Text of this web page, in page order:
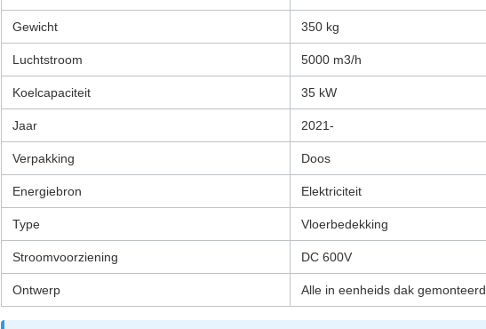
Gewicht 350 kg
Luchtstroom 5000 m3/h
Koelcapaciteit 35 kW
Jaar 2021-
Verpakking Doos
Energiebron Elektriciteit
Type Vloerbedekking
Stroomvoorziening DC 600V
Ontwerp Alle in eenheids dak gemonteerd